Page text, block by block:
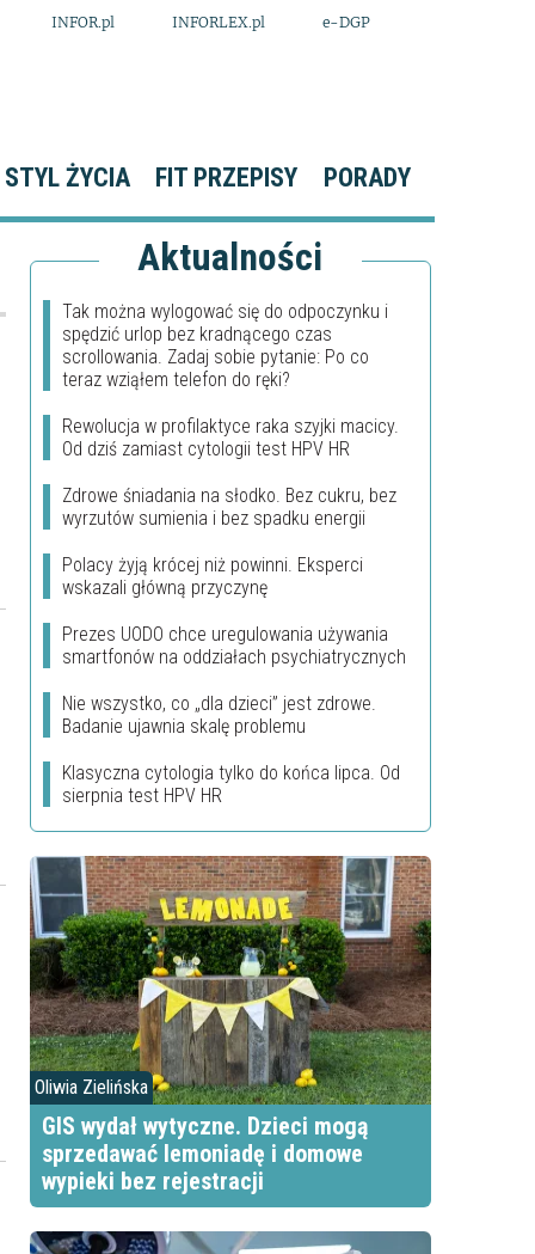
INFOR.pl INFORLEX.pl e-DGP
STYL ŻYCIA FIT PRZEPISY PORADY
Aktualności
Tak można wylogować się do odpoczynku i
spędzić urlop bez kradnącego czas
scrollowania. Zadaj sobie pytanie: Po co
teraz wziąłem telefon do ręki?
Rewolucja w profilaktyce raka szyjki macicy.
Od dziś zamiast cytologii test HPV HR
Zdrowe śniadania na słodko. Bez cukru, bez
wyrzutów sumienia i bez spadku energii
Polacy żyją krócej niż powinni. Eksperci
wskazali główną przyczynę
Prezes UODO chce uregulowania używania
smartfonów na oddziałach psychiatrycznych
Nie wszystko, co „dla dzieci” jest zdrowe.
Badanie ujawnia skalę problemu
Klasyczna cytologia tylko do końca lipca. Od
sierpnia test HPV HR
Oliwia Zielińska
GIS wydał wytyczne. Dzieci mogą
sprzedawać lemoniadę i domowe
wypieki bez rejestracji